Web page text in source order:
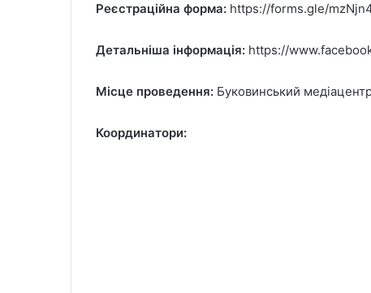
Реєстраційна форма: https://forms.gle/
Детальніша інформація: https://
Місце проведення: Буковинський
Координатори: